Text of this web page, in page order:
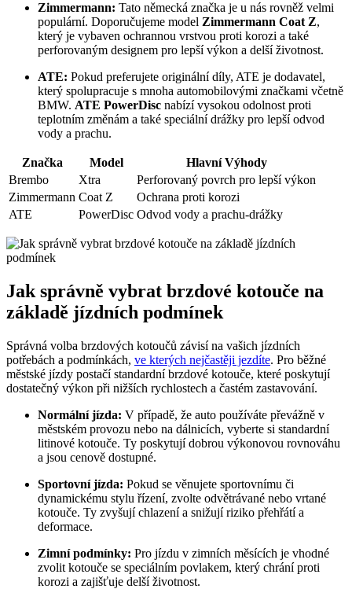
Zimmermann: Tato německá značka je u nás rovněž velmi
populární. Doporučujeme model Zimmermann Coat Z,
který je vybaven ochrannou vrstvou proti korozi a také
perforovaným designem pro lepší výkon a delší životnost.
ATE: Pokud preferujete originální díly, ATE je dodavatel,
který spolupracuje s mnoha automobilovými značkami včetně
BMW. ATE PowerDisc nabízí vysokou odolnost proti
teplotním změnám a také speciální drážky pro lepší odvod
vody a prachu.
Značka Model
Hlavní Výhody
Brembo
Xtra
Perforovaný povrch pro lepší výkon
Zimmermann Coat Z
Ochrana proti korozi
ATE
PowerDisc Odvod vody a prachu-drážky
Jak správně vybrat brzdové kotouče na
základě jízdních podmínek
Správná volba brzdových kotoučů závisí na vašich jízdních
potřebách a podmínkách, ve kterých nejčastěji jezdíte. Pro běžné
městské jízdy postačí standardní brzdové kotouče, které poskytují
dostatečný výkon při nižších rychlostech a častém zastavování.
Normální jízda: V případě, že auto používáte převážně v
městském provozu nebo na dálnicích, vyberte si standardní
litinové kotouče. Ty poskytují dobrou výkonovou rovnováhu
a jsou cenově dostupné.
Sportovní jízda: Pokud se věnujete sportovnímu či
dynamickému stylu řízení, zvolte odvětrávané nebo vrtané
kotouče. Ty zvyšují chlazení a snižují riziko přehřátí a
deformace.
Zimní podmínky: Pro jízdu v zimních měsících je vhodné
zvolit kotouče se speciálním povlakem, který chrání proti
korozi a zajišťuje delší životnost.